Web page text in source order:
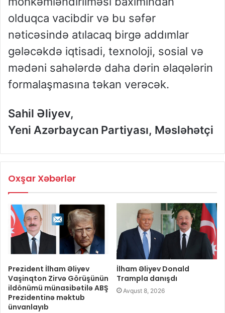
olduqca vacibdir və bu səfər
nəticəsində atılacaq birgə addımlar
gələcəkdə iqtisadi, texnoloji, sosial və
mədəni sahələrdə daha dərin əlaqələrin
formalaşmasına təkan verəcək.
Sahil Əliyev,
Yeni Azərbaycan Partiyası, Məsləhətçi
Oxşar Xəbərlər
Prezident İlham Əliyev
Vaşinqton Zirvə Görüşünün
ildönümü münasibətilə ABŞ
Prezidentinə məktub
ünvanlayıb
İlham Əliyev Donald
Trampla danışdı
Avqust 8, 2026